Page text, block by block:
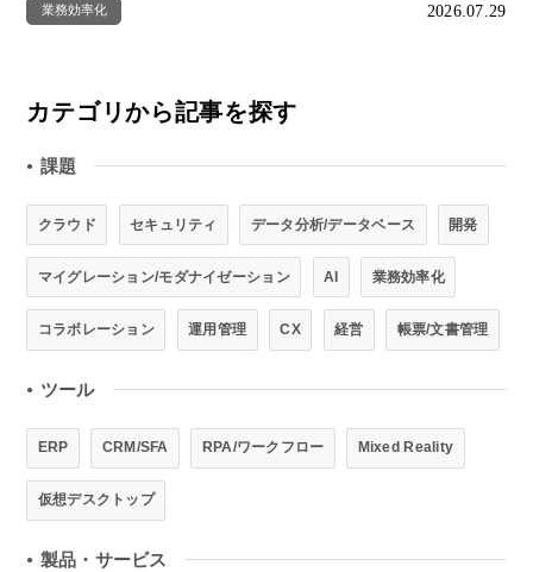
業務効率化 2026.07.29
カテゴリから記事を探す
● 課題
クラウド セキュリティ データ分析/データベース 開発
マイグレーション/モダナイゼーション AI 業務効率化
コラボレーション 運用管理 CX 経営 帳票/文書管理
● ツール
ERP CRM/SFA RPA/ワークフロー Mixed Reality
仮想デスクトップ
● 製品・サービス